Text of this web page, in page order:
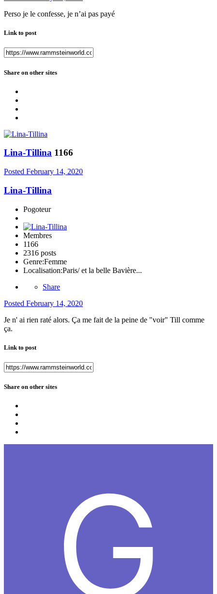
Perso je le confesse, je n’ai pas payé
Link to post
Share on other sites
Lina-Tillina 1166
Posted February 14, 2020
Lina-Tillina
Pogoteur
Membres
1166
2316 posts
Genre:Femme
Localisation:Paris/ et la belle Bavière...
Share
Posted February 14, 2020
Je n' ai rien raté alors. Ça me fait de la peine de "voir" Till comme
ça.
Link to post
Share on other sites